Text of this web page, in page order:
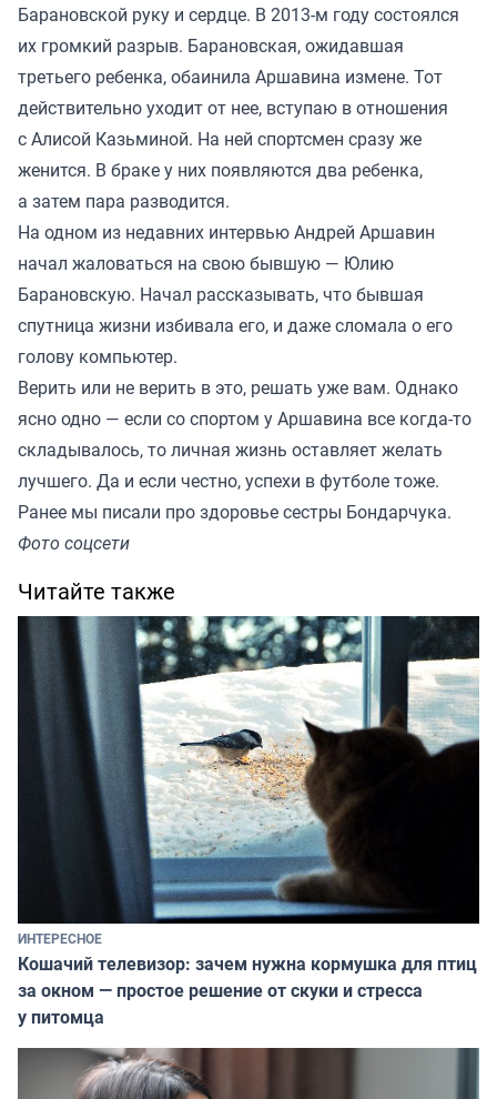
Барановской руку и сердце. В 2013-м году состоялся
их громкий разрыв. Барановская, ожидавшая
третьего ребенка, обаинила Аршавина измене. Тот
действительно уходит от нее, вступаю в отношения
с Алисой Казьминой. На ней спортсмен сразу же
женится. В браке у них появляются два ребенка,
а затем пара разводится.
На одном из недавних интервью Андрей Аршавин
начал жаловаться на свою бывшую — Юлию
Барановскую. Начал рассказывать, что бывшая
спутница жизни избивала его, и даже сломала о его
голову компьютер.
Верить или не верить в это, решать уже вам. Однако
ясно одно — если со спортом у Аршавина все когда-то
складывалось, то личная жизнь оставляет желать
лучшего. Да и если честно, успехи в футболе тоже.
Ранее мы писали проздоровье сестры Бондарчука.
Фото соцсети
Читайте также
ИНТЕРЕСНОЕ
Кошачий телевизор: зачем нужна кормушка для птиц
за окном — простое решение от скуки и стресса
у питомца